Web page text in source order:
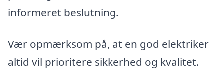
informeret beslutning.
Vær opmærksom på, at en god elektriker
altid vil prioritere sikkerhed og kvalitet.